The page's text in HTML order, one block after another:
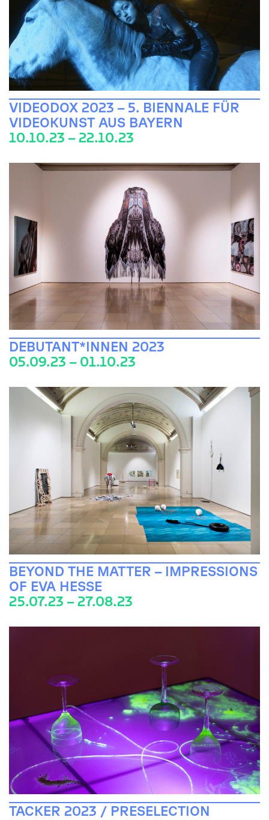
VIDEODOX 2023 – 5. BIENNALE FÜR
VIDEOKUNST AUS BAYERN
10.10.23 – 22.10.23
DEBUTANT*INNEN 2023
05.09.23 – 01.10.23
BEYOND THE MATTER – IMPRESSIONS
OF EVA HESSE
25.07.23 – 27.08.23
TACKER 2023 / PRESELECTION